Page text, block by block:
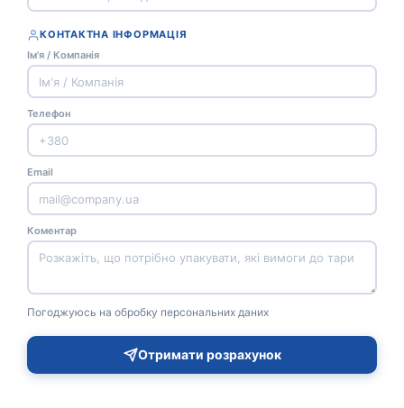
КОНТАКТНА ІНФОРМАЦІЯ
Ім'я / Компанія
Телефон
Email
Коментар
Погоджуюсь на обробку персональних даних
Отримати розрахунок